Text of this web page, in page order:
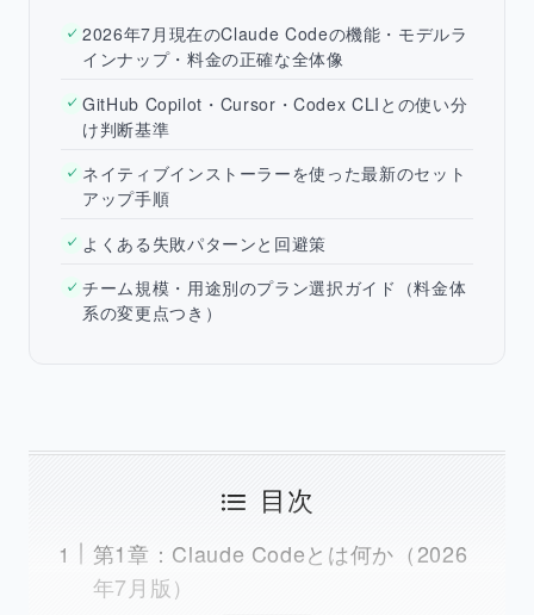
✓ 2026年7月現在のClaude Codeの機能・モデルラ
インナップ・料金の正確な全体像
✓ GitHub Copilot・Cursor・Codex CLIとの使い分
け判断基準
✓ ネイティブインストーラーを使った最新のセット
アップ手順
✓ よくある失敗パターンと回避策
✓ チーム規模・用途別のプラン選択ガイド（料金体
系の変更点つき）
目次
第1章：Claude Codeとは何か（2026
年7月版）